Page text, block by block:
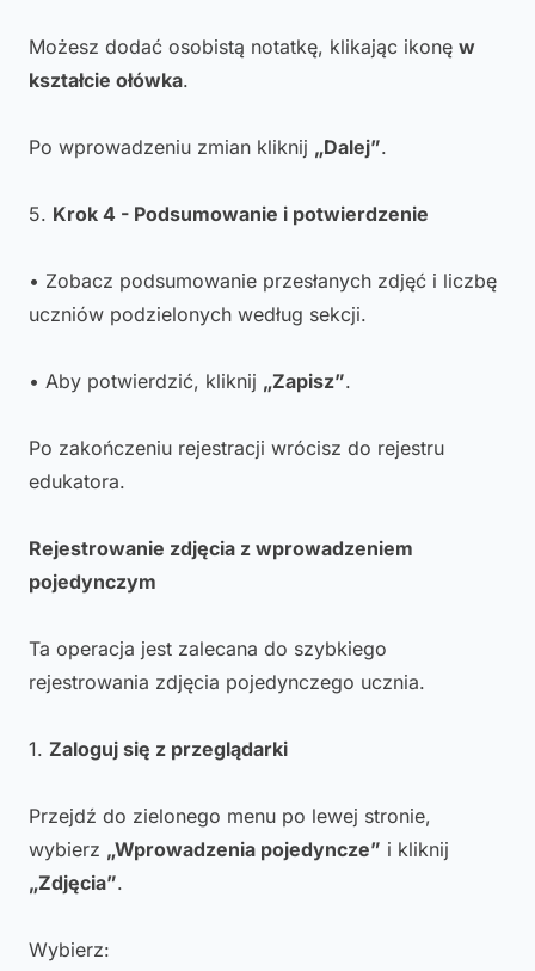
Możesz dodać osobistą notatkę, klikając ikonę w
kształcie ołówka.
Po wprowadzeniu zmian kliknij „Dalej”.
5. Krok 4 - Podsumowanie i potwierdzenie
• Zobacz podsumowanie przesłanych zdjęć i liczbę
uczniów podzielonych według sekcji.
• Aby potwierdzić, kliknij „Zapisz”.
Po zakończeniu rejestracji wrócisz do rejestru
edukatora.
Rejestrowanie zdjęcia z wprowadzeniem
pojedynczym
Ta operacja jest zalecana do szybkiego
rejestrowania zdjęcia pojedynczego ucznia.
1. Zaloguj się z przeglądarki
Przejdź do zielonego menu po lewej stronie,
wybierz „Wprowadzenia pojedyncze” i kliknij
„Zdjęcia”.
Wybierz: